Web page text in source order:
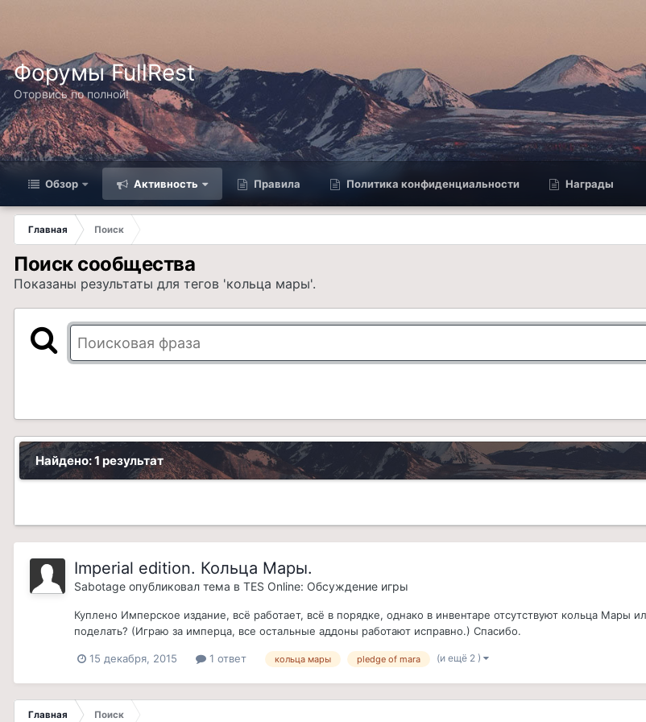
Форумы FullRest
Оторвись по полной!
Обзор Активность Правила Политика конфиденциальности Награды
Главная
Поиск
Поиск сообщества
Показаны результаты для тегов 'кольца мары'.
Найдено: 1 результат
Imperial edition. Кольца Мары.
Sabotage опубликовал тема в TES Online: Обсуждение игры
Куплено Имперское издание, всё работает, всё в порядке, однако в инвентаре отсутствуют кольца
поделать? (Играю за имперца, все остальные аддоны работают исправно.) Спасибо.
15 декабря, 2015 1 ответ кольца мары pledge of mara (и ещё 2 )
Главная Поиск